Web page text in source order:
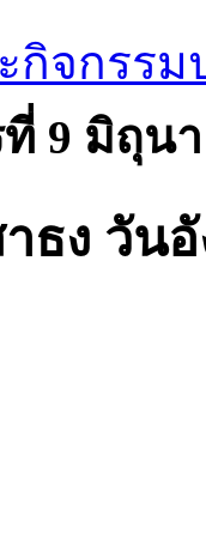
กิจกรรม
9 มิถุน
ธง วัน